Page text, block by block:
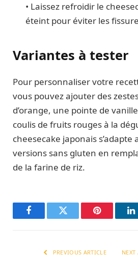
• Laissez refroidir le
éteint pour éviter les
Variantes à tester
Pour personnaliser votre
vous pouvez ajouter des
d’orange, une pointe de
coulis de fruits rouges à la
cheesecake japonais
versions sans gluten en
de la farine de riz.
FacebookTwitter Pinterest
PREVIOUS ARTICLE NEXT